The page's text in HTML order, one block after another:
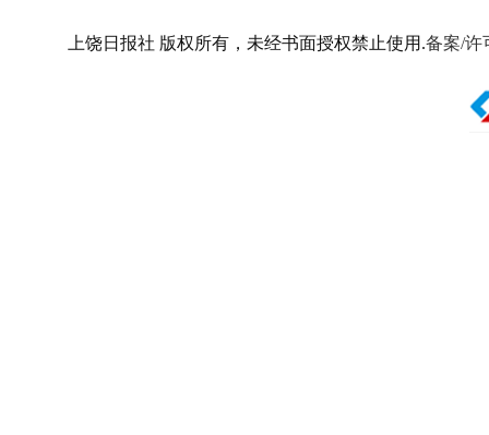
上饶日报社 版权所有，未经书面授权禁止使用.备案/许